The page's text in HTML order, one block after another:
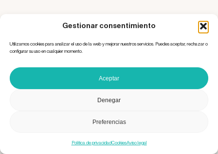
Gestionar consentimiento
Utilizamos cookies para analizar el uso de la web y mejorar nuestros servicios. Puedes aceptar, rechazar o
configurar su uso en cualquier momento.
Aceptar
Denegar
Preferencias
Cookies
Política de privacidad Aviso legal